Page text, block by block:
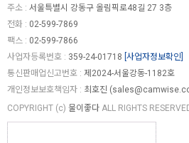
주소 : 서울특별시 강동구 올림픽로48길 27 3층
전화 : 02-599-7869
팩스 : 02-599-7866
사업자등록번호 : 359-24-01718 [사업자정보확인]
통신판매업신고번호 : 제2024-서울강동-1182호
개인정보보호책임자 : 최호진 (
COPYRIGHT (c) 물이좋다 ALL RIGHTS